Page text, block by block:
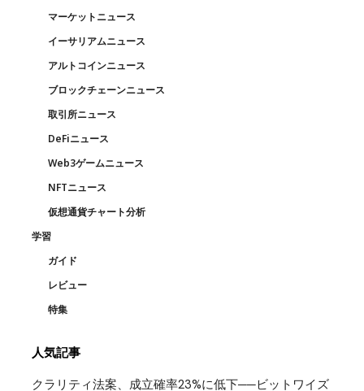
マーケットニュース
イーサリアムニュース
アルトコインニュース
ブロックチェーンニュース
取引所ニュース
DeFiニュース
Web3ゲームニュース
NFTニュース
仮想通貨チャート分析
学習
ガイド
レビュー
特集
人気記事
クラリティ法案、成立確率23%に低下──ビットワイズ